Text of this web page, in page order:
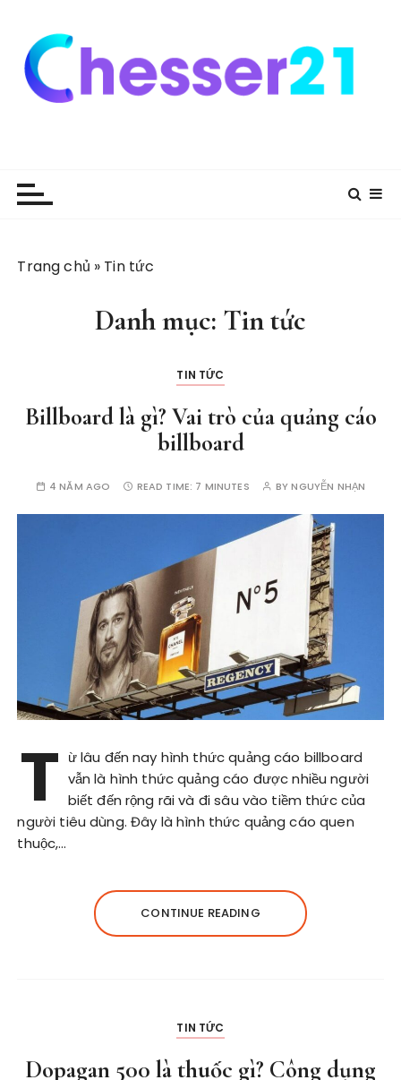
Trang chủ » Tin tức
Danh mục: Tin tức
TIN TỨC
Billboard là gì? Vai trò của quảng cáo
billboard
4 NĂM AGO READ TIME: 7 MINUTES BYNGUYỄN NHẠN
T ừ lâu đến nay hình thức quảng cáo billboard
vẫn là hình thức quảng cáo được nhiều người
biết đến rộng rãi và đi sâu vào tiềm thức của
người tiêu dùng. Đây là hình thức quảng cáo quen
thuộc,…
CONTINUE READING
TIN TỨC
Dopagan 500 là thuốc gì? Công dụng